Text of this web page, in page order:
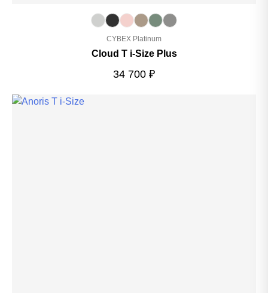
CYBEX Platinum
Cloud T i-Size Plus
34 700 ₽